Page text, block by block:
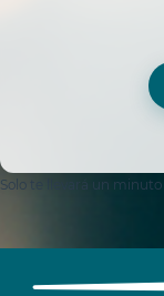
Solo te llevará un minuto